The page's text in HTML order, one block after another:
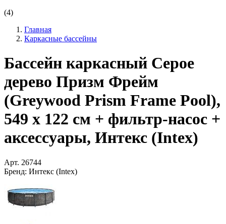
(4)
Главная
Каркасные бассейны
Бассейн каркасный Серое
дерево Призм Фрейм
(Greywood Prism Frame Pool),
549 х 122 см + фильтр-насос +
аксессуары, Интекс (Intex)
Арт. 26744
Бренд: Интекс (Intex)